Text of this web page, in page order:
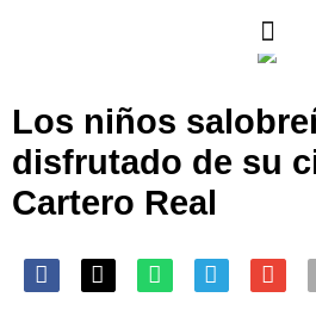
Los niños
disfrutado de su
Cartero Real